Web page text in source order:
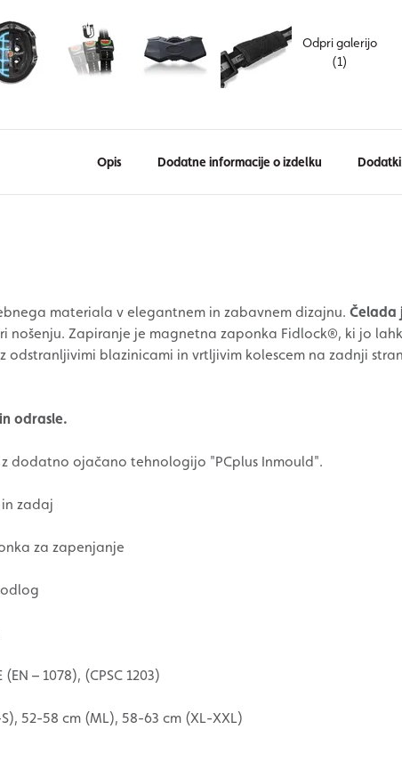
Odpri galerijo
(1)
Opis Dodatne informacije o izdelku Dodatki
materiala v elegantnem in zabavnem dizajnu. Čelada
nošenju. Zapiranje je magnetna zaponka Fidlock®, ki jo
blazinicami in vrtljivim kolescem na zadnji
odrasle.
dodatno ojačano tehnologijo "PCplus Inmould".
zadaj
za zapenjanje
– 1078), (CPSC 1203)
52-58 cm (ML), 58-63 cm (XL-XXL)